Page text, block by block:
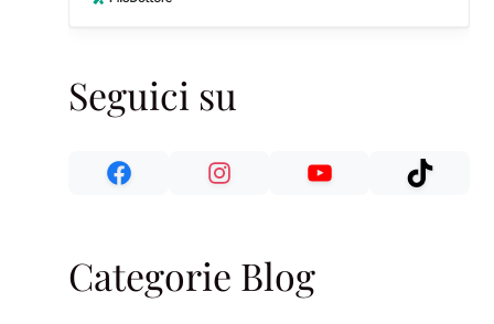
Seguici su
Categorie Blog